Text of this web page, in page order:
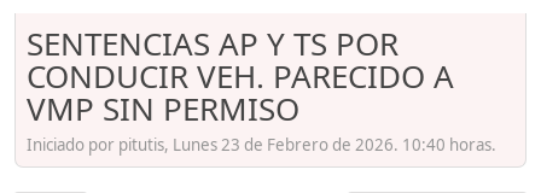
SENTENCIAS AP Y TS POR
CONDUCIR VEH. PARECIDO A
VMP SIN PERMISO
Iniciado por pitutis, Lunes 23 de Febrero de 2026. 10:40 horas.